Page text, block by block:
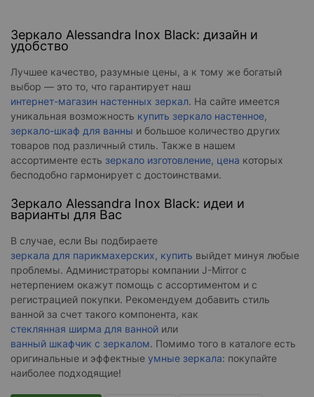
Зеркало Alessandra Inox Black: дизайн и
удобство
Лучшее качество, разумные цены, а к тому же богатый
выбор — это то, что гарантирует наш
интернет-магазин настенных зеркал. На сайте имеется
уникальная возможность купить зеркало настенное,
зеркало-шкаф для ванны и большое количество других
товаров под различный стиль. Также в нашем
ассортименте есть зеркало изготовление, цена которых
бесподобно гармонирует с достоинствами.
Зеркало Alessandra Inox Black: идеи и
варианты для Вас
В случае, если Вы подбираете
зеркала для парикмахерских, купить выйдет минуя любые
проблемы. Администраторы компании J-Mirror с
нетерпением окажут помощь с ассортиментом и с
регистрацией покупки. Рекомендуем добавить стиль
ванной за счет такого компонента, как
стеклянная ширма для ванной или
ванный шкафчик с зеркалом. Помимо того в каталоге есть
оригинальные и эффектные умные зеркала: покупайте
наиболее подходящие!